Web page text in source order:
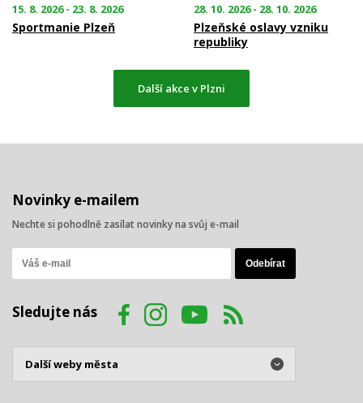
15. 8. 2026 - 23. 8. 2026
Sportmanie Plzeň
28. 10. 2026 - 28. 10. 2026
Plzeňské oslavy vzniku
republiky
Další akce v Plzni
Novinky e-mailem
Nechte si pohodlně zasílat novinky na svůj e-mail
Sledujte nás